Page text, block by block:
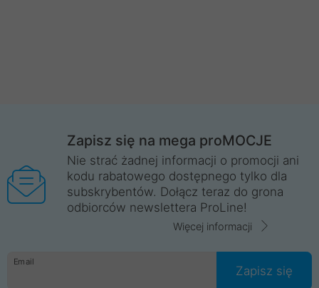
Zapisz się na mega proMOCJE
Nie strać żadnej informacji o promocji ani
kodu rabatowego dostępnego tylko dla
subskrybentów. Dołącz teraz do grona
odbiorców newslettera ProLine!
Więcej informacji
Email
Zapisz się